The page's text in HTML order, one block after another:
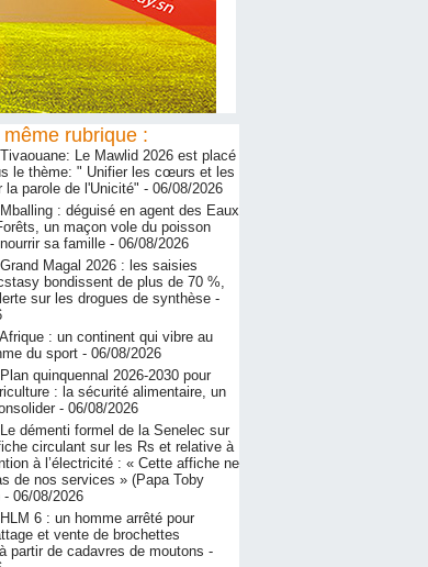
rubrique :
Tivaouane: Le Mawlid 2026 est placé
le thème: " Unifier les cœurs et les
la parole de l'Unicité" - 06/08/2026
Mballing : déguisé en agent des Eaux
un maçon vole du poisson
sa famille - 06/08/2026
Grand Magal 2026 : les saisies
bondissent de plus de 70 %,
sur les drogues de synthèse -
Afrique : un continent qui vibre au
du sport - 06/08/2026
Plan quinquennal 2026-2030 pour
: la sécurité alimentaire, un
- 06/08/2026
Le démenti formel de la Senelec sur
circulant sur les Rs et relative à
à l’électricité : « Cette affiche ne
de nos services » (Papa Toby
- 06/08/2026
HLM 6 : un homme arrêté pour
et vente de brochettes
partir de cadavres de moutons -